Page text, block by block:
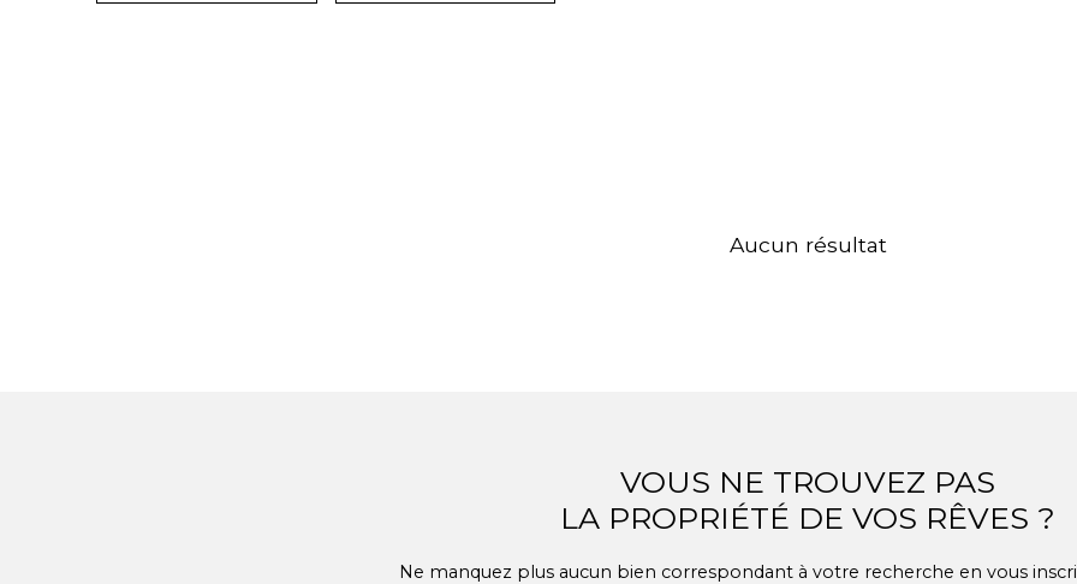
Aucun résultat
VOUS NE TROUVEZ PAS
LA PROPRIÉTÉ DE VOS RÊVES ?
Ne manquez plus aucun bien correspondant à votre recherche en vous